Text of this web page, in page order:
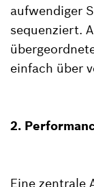
aufwendiger
sequenziert.
einfach über
2.
Eine zentrale